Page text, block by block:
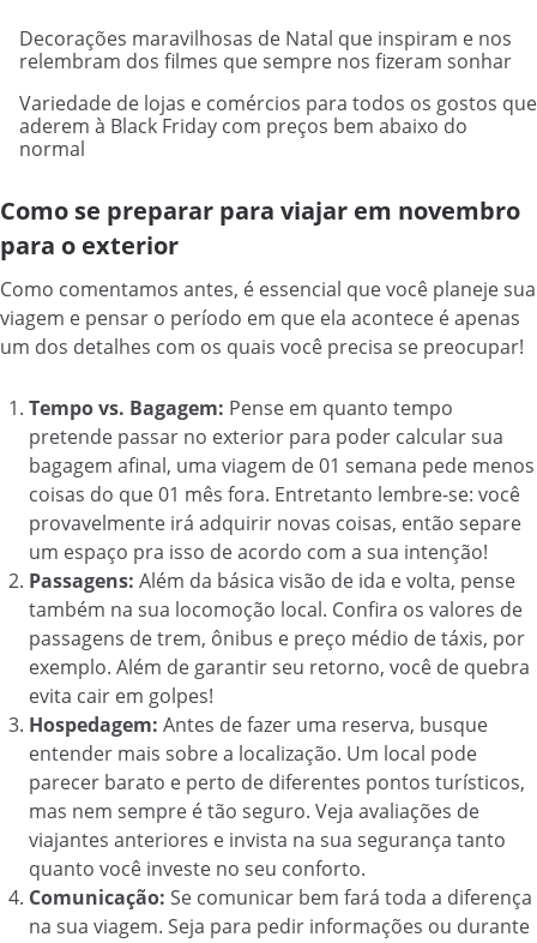
Decorações maravilhosas de Natal que inspiram e nos
relembram dos filmes que sempre nos fizeram sonhar
Variedade de lojas e comércios para todos os gostos que
aderem à Black Friday com preços bem abaixo do
normal
Como se preparar para viajar em novembro
para o exterior
Como comentamos antes, é essencial que você planeje sua
viagem e pensar o período em que ela acontece é apenas
um dos detalhes com os quais você precisa se preocupar!
Tempo vs. Bagagem: Pense em quanto tempo
pretende passar no exterior para poder calcular sua
bagagem afinal, uma viagem de 01 semana pede menos
coisas do que 01 mês fora. Entretanto lembre-se: você
provavelmente irá adquirir novas coisas, então separe
um espaço pra isso de acordo com a sua intenção!
Passagens: Além da básica visão de ida e volta, pense
também na sua locomoção local. Confira os valores de
passagens de trem, ônibus e preço médio de táxis, por
exemplo. Além de garantir seu retorno, você de quebra
evita cair em golpes!
Hospedagem: Antes de fazer uma reserva, busque
entender mais sobre a localização. Um local pode
parecer barato e perto de diferentes pontos turísticos,
mas nem sempre é tão seguro. Veja avaliações de
viajantes anteriores e invista na sua segurança tanto
quanto você investe no seu conforto.
Comunicação: Se comunicar bem fará toda a diferença
na sua viagem. Seja para pedir informações ou durante